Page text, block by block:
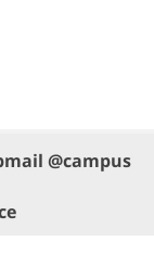
@campus